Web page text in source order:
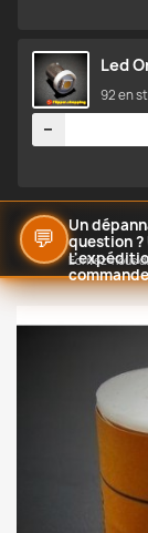
Led
92 en
−
💬
Un
question ?
Écrivez-nous